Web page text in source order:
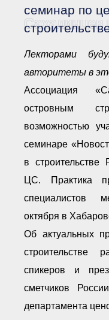
семинар по
Сахалинцев
Лекторами
авторитеты в
Ассоциация
островным
возможностью
семинаре
в
ЦС. Практика
специалистов
октября в
Об актуальных
строительстве
спикеров и
сметчиков
департамента